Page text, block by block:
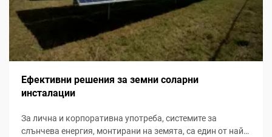
Ефективни решения за земни соларни
инсталации
За лична и корпоративна употреба, системите за
слънчева енергия, монтирани на земята, са един от най-